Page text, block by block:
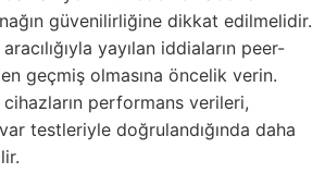
güvenilirliğine dikkat edilmelidir.
aracılığıyla yayılan iddiaların peer-
geçmiş olmasına öncelik verin.
performans verileri,
testleriyle doğrulandığında daha